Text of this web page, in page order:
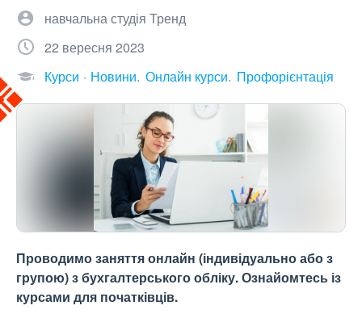
навчальна студія Тренд
22 вересня 2023
Курси
Новини Онлайн курси Профорієнтація
Проводимо заняття онлайн (індивідуально або з
групою) з бухгалтерського обліку. Ознайомтесь із
курсами для початківців.